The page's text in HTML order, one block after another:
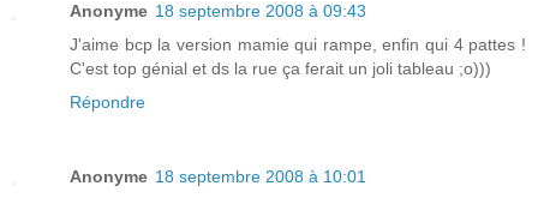
Anonyme 18 septembre 2008 à 09:43
J'aime bcp la version mamie qui rampe, enfin qui 4 pattes !
C'est top génial et ds la rue ça ferait un joli tableau ;o)))
Répondre
Anonyme 18 septembre 2008 à 10:01